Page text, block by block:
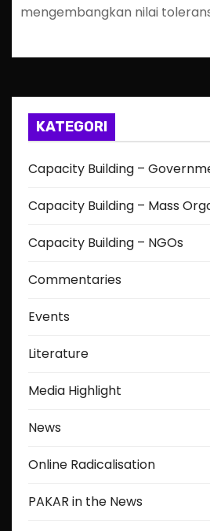
mengembangkan nilai
KATEGORI
Capacity Building –
Capacity Building – Mass
Capacity Building – NGOs
Commentaries
Events
Literature
Media Highlight
News
Online Radicalisation
PAKAR in the News